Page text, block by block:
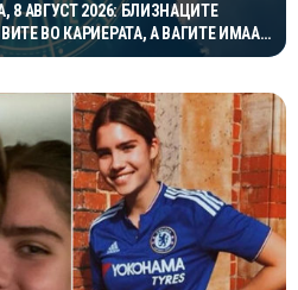
8 АВГУСТ 2026: БЛИЗНАЦИТЕ
ВО КАРИЕРАТА, А ВАГИТЕ ИМААТ